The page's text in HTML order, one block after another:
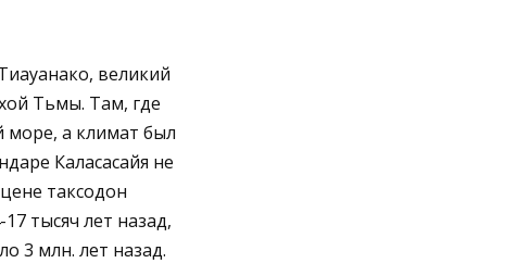
великий
Тьмы. Там, где
море, а климат был
Каласасайя не
таксодон
тысяч лет назад,
3 млн. лет назад.